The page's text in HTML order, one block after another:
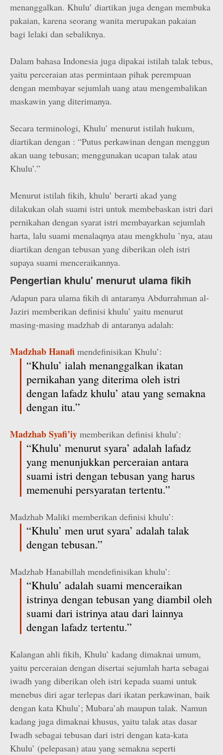
menanggalkan. Khulu’ diartikan juga dengan membuka
pakaian, karena seorang wanita merupakan pakaian
bagi lelaki dan sebaliknya.
Dalam bahasa Indonesia juga dipakai istilah talak tebus,
yaitu perceraian atas permintaan pihak perempuan
dengan membayar sejumlah uang atau mengembalikan
maskawin yang diterimanya.
Secara terminologi, Khulu’ menurut istilah hukum,
diartikan dengan : “Putus perkawinan dengan menggun
akan uang tebusan; menggunakan ucapan talak atau
Khulu’.”
Menurut istilah fikih, khulu’ berarti akad yang
dilakukan olah suami istri untuk membebaskan istri dari
pernikahan dengan syarat istri membayarkan sejumlah
harta, lalu suami menalaqnya atau mengkhulu ’nya, atau
diartikan dengan tebusan yang diberikan oleh istri
supaya suami menceraikannya.
Pengertian khulu' menurut ulama fikih
Adapun para ulama fikih di antaranya Abdurrahman al-
Jaziri memberikan definisi khulu’ yaitu menurut
masing-masing madzhab di antaranya adalah:
Madzhab Hanafi mendefinisikan Khulu’:
“Khulu’ ialah menanggalkan ikatan
pernikahan yang diterima oleh istri
dengan lafadz khulu’ atau yang semakna
dengan itu.”
Madzhab Syafi’iy memberikan definisi khulu’:
“Khulu’ menurut syara’ adalah lafadz
yang menunjukkan perceraian antara
suami istri dengan tebusan yang harus
memenuhi persyaratan tertentu.”
Madzhab Maliki memberikan definisi khulu’:
“Khulu’ men urut syara’ adalah talak
dengan tebusan.”
Madzhab Hanabillah mendefinisikan khulu’:
“Khulu’ adalah suami menceraikan
istrinya dengan tebusan yang diambil oleh
suami dari istrinya atau dari lainnya
dengan lafadz tertentu.”
Kalangan ahli fikih, Khulu’ kadang dimaknai umum,
yaitu perceraian dengan disertai sejumlah harta sebagai
iwadh yang diberikan oleh istri kepada suami untuk
menebus diri agar terlepas dari ikatan perkawinan, baik
dengan kata Khulu’; Mubara’ah maupun talak. Namun
kadang juga dimaknai khusus, yaitu talak atas dasar
Iwadh sebagai tebusan dari istri dengan kata-kata
Khulu’ (pelepasan) atau yang semakna seperti